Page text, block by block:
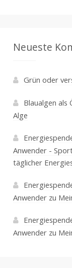
Neueste
Grün oder
Blaualgen als
Alge
Anwender -
täglicher
Anwenderzu
Anwenderzu